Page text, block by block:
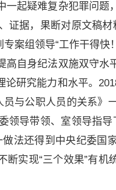
起疑难复杂犯罪问题
证据，果断对原文稿
案组领导“工作干得快
自身纪法双施双守水
研究能力和水平。
与公职人员的关系》
领导带领、室领导指
法还得到中央纪委国
实现“三个效果”有机